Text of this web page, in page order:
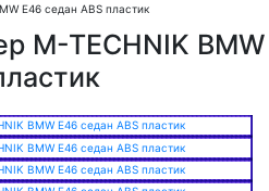
E46 седан ABS пластик
M-TECHNIK BMW